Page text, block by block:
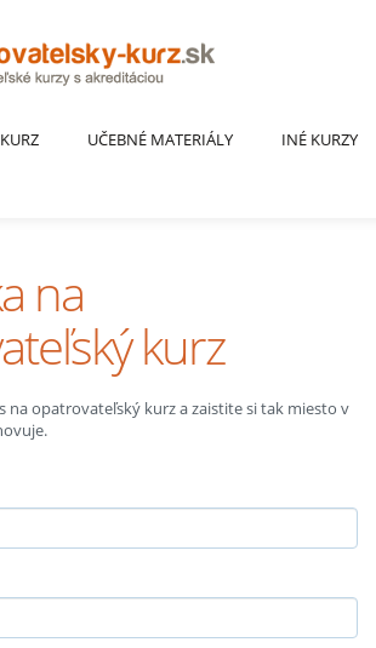
UČEBNÉ MATERIÁLY
INÉ KURZY
na
kurz
na opatrovateľský kurz a zaistite si tak miesto v